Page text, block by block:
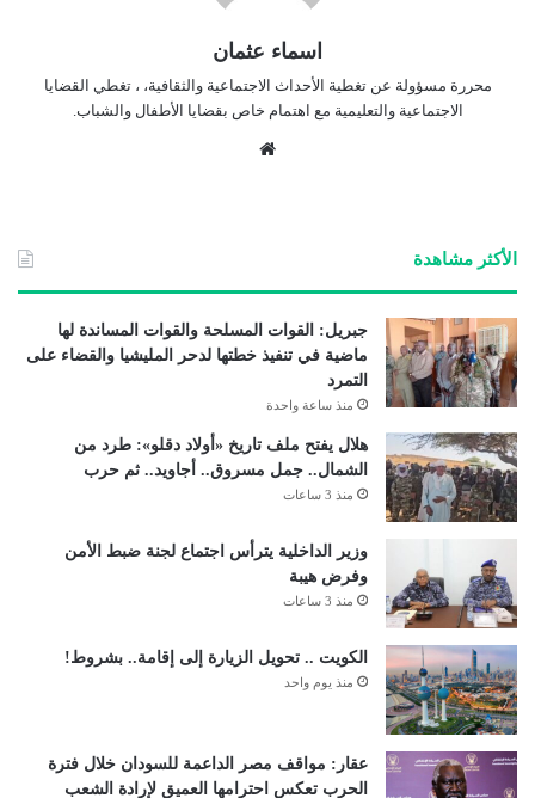
اسماء عثمان
محررة مسؤولة عن تغطية الأحداث الاجتماعية والثقافية، ، تغطي القضايا
الاجتماعية والتعليمية مع اهتمام خاص بقضايا الأطفال والشباب.
الأكثر مشاهدة
جبريل: القوات المسلحة والقوات المساندة لها
ماضية في تنفيذ خطتها لدحر المليشيا والقضاء على
التمرد
منذ ساعة واحدة
هلال يفتح ملف تاريخ «أولاد دقلو»: طرد من
الشمال.. جمل مسروق.. أجاويد.. ثم حرب
منذ 3 ساعات
وزير الداخلية يترأس اجتماع لجنة ضبط الأمن
وفرض هيبة
منذ 3 ساعات
الكويت .. تحويل الزيارة إلى إقامة.. بشروط!
منذ يوم واحد
عقار: مواقف مصر الداعمة للسودان خلال فترة
الحرب تعكس احترامها العميق لإرادة الشعب